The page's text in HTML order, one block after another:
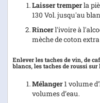
Laisser tremperla
130 Vol. jusqu'au
Rincerl'ivoire à
mèche de coton
Enlever les tachesde vin, de
blancs, les taches de roussi sur
Mélanger1 volume d’
volumes d’eau.